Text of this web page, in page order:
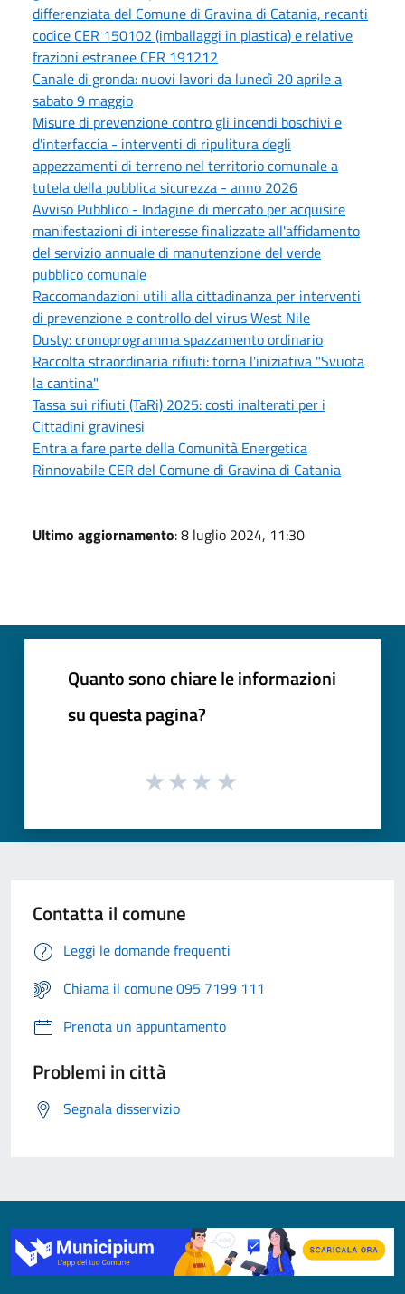
differenziata del Comune di Gravina di Catania, recanti
codice CER 150102 (imballaggi in plastica) e relative
frazioni estranee CER 191212
Canale di gronda: nuovi lavori da lunedì 20 aprile a
sabato 9 maggio
Misure di prevenzione contro gli incendi boschivi e
d'interfaccia - interventi di ripulitura degli
appezzamenti di terreno nel territorio comunale a
tutela della pubblica sicurezza - anno 2026
Avviso Pubblico - Indagine di mercato per acquisire
manifestazioni di interesse finalizzate all'affidamento
del servizio annuale di manutenzione del verde
pubblico comunale
Raccomandazioni utili alla cittadinanza per interventi
di prevenzione e controllo del virus West Nile
Dusty: cronoprogramma spazzamento ordinario
Raccolta straordinaria rifiuti: torna l'iniziativa "Svuota
la cantina"
Tassa sui rifiuti (TaRi) 2025: costi inalterati per i
Cittadini gravinesi
Entra a fare parte della Comunità Energetica
Rinnovabile CER del Comune di Gravina di Catania
Ultimo aggiornamento: 8 luglio 2024, 11:30
Quanto sono chiare le informazioni
su questa pagina?
Contatta il comune
Leggi le domande frequenti
Chiama il comune 095 7199 111
Prenota un appuntamento
Problemi in città
Segnala disservizio